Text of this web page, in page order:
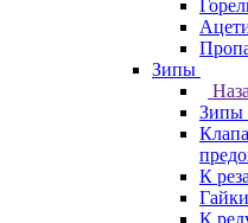
Зипы
Зипы
К
Гайки
К